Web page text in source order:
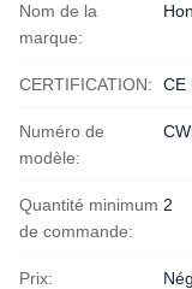
Nom de la
marque:
CERTIFICATION: CE
Numéro de
modèle:
Quantité minimum
de commande:
2
Prix: